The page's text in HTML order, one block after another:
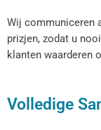
Wij communiceren
prizjen, zodat u
klanten waarderen
Volledige